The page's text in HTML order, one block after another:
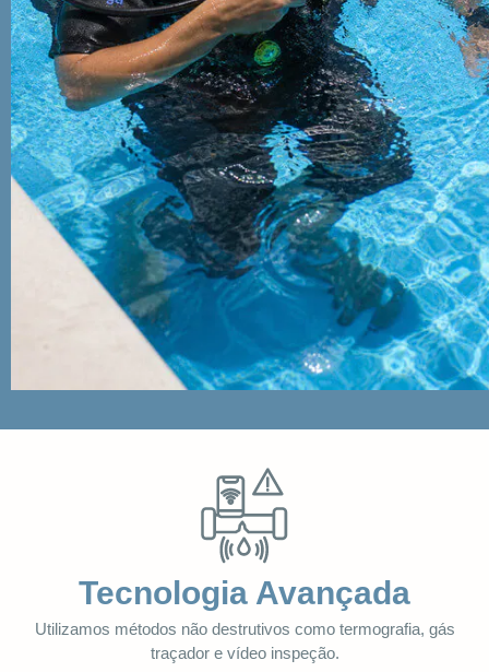
Tecnologia Avançada
Utilizamos métodos não destrutivos como termografia, gás
traçador e vídeo inspeção.